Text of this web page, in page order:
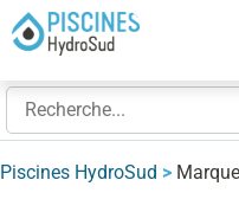
Piscines HydroSud >